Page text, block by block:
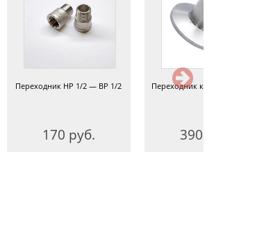
Переходник НР 1/2 — ВР 1/2
170 руб.
Переходник кламп — резьба
390 руб.